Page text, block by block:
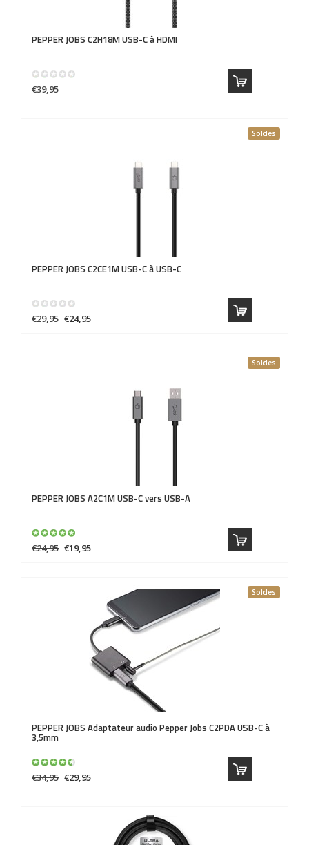
PEPPER JOBS C2H18M USB-C à HDMI
€39,95
Soldes
PEPPER JOBS C2CE1M USB-C à USB-C
€29,95 €24,95
Soldes
PEPPER JOBS A2C1M USB-C vers USB-A
€24,95 €19,95
Soldes
PEPPER JOBS Adaptateur audio Pepper Jobs C2PDA USB-C à
3,5mm
€34,95 €29,95